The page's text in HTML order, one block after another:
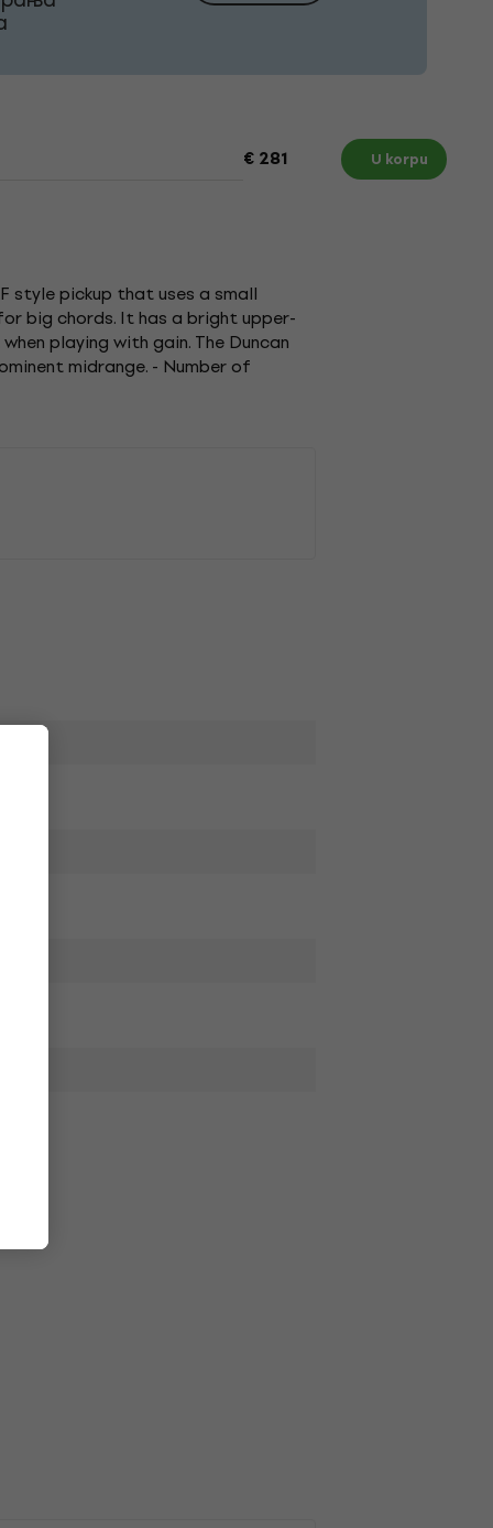
€ 281 U korpu
style pickup that uses a small
big chords. It has a bright upper-
playing with gain. The Duncan
midrange. - Number of